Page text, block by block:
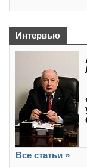
Интервью
Все статьи »